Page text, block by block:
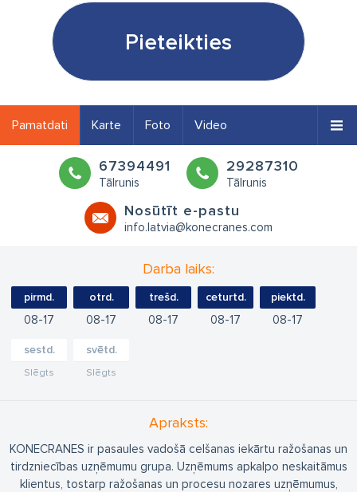
Pieteikties
Pamatdati Karte Foto Video
67394491
Tālrunis
29287310
Tālrunis
Nosūtīt e-pastu
info.latvia@konecranes.com
Darba laiks:
pirmd.
08 17
otrd.
08 17
trešd.
08 17
ceturtd.
08 17
piektd.
08 17
sestd.
Slēgts
svētd.
Slēgts
Apraksts:
KONECRANES ir pasaules vadošā celšanas iekārtu ražošanas un
tirdzniecības uzņēmumu grupa. Uzņēmums apkalpo neskaitāmus
klientus, tostarp ražošanas un procesu nozares uzņēmumus,